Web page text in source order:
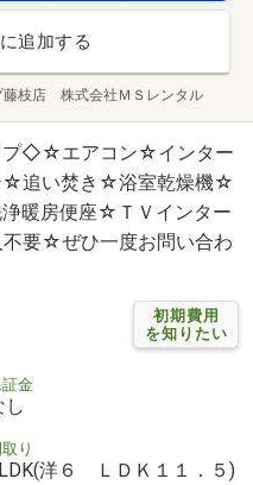
追加する
藤枝店 株式会社ＭＳレンタル
プ◇☆エアコン☆インター
☆追い焚き☆浴室乾燥機☆
暖房便座☆ＴＶインター
要☆ぜひ一度お問い合わ
初期費用
を知りたい
金
し
り
洋６ ＬＤＫ１１．５)